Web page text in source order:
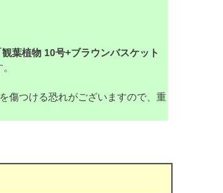
観葉植物 10号+ブラウンバスケット
傷つける恐れがございますので、重